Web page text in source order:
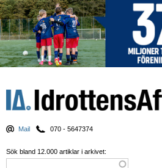
Mail 070 - 5647374
Sök bland 12.000 artiklar i arkivet: